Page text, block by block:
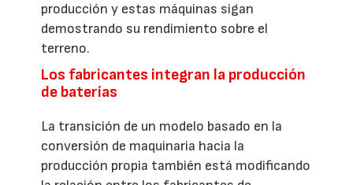
producción y estas máquinas sigan
demostrando su rendimiento sobre el
terreno.
Los fabricantes integran la producción
de baterías
La transición de un modelo basado en la
conversión de maquinaria hacia la
producción propia también está modificando